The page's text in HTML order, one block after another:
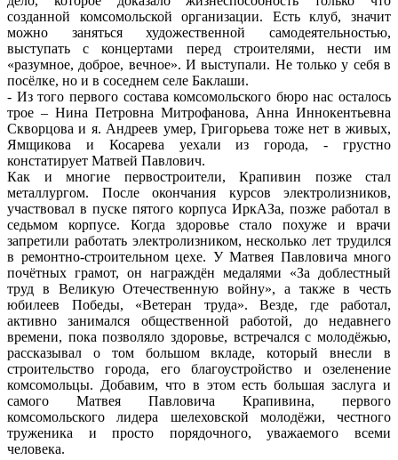
созданной комсомольской организации. Есть клуб, значит
можно заняться художественной самодеятельностью,
выступать с концертами перед строителями, нести им
«разумное, доброе, вечное». И выступали. Не только у себя в
посёлке, но и в соседнем селе Баклаши.
- Из того первого состава комсомольского бюро нас осталось
трое – Нина Петровна Митрофанова, Анна Иннокентьевна
Скворцова и я. Андреев умер, Григорьева тоже нет в живых,
Ямщикова и Косарева уехали из города, - грустно
констатирует Матвей Павлович.
Как и многие первостроители, Крапивин позже стал
металлургом. После окончания курсов электролизников,
участвовал в пуске пятого корпуса ИркАЗа, позже работал в
седьмом корпусе. Когда здоровье стало похуже и врачи
запретили работать электролизником, несколько лет трудился
в ремонтно-строительном цехе. У Матвея Павловича много
почётных грамот, он награждён медалями «За доблестный
труд в Великую Отечественную войну», а также в честь
юбилеев Победы, «Ветеран труда». Везде, где работал,
активно занимался общественной работой, до недавнего
времени, пока позволяло здоровье, встречался с молодёжью,
рассказывал о том большом вкладе, который внесли в
строительство города, его благоустройство и озеленение
комсомольцы. Добавим, что в этом есть большая заслуга и
самого Матвея Павловича Крапивина, первого
комсомольского лидера шелеховской молодёжи, честного
труженика и просто порядочного, уважаемого всеми
человека.